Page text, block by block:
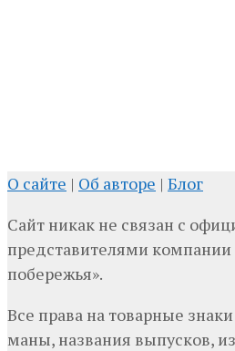
О сайте | Об авторе | Блог
Сайт никак не связан с
представителями
побережья».
Все права на товарные
маны, названия выпусков,